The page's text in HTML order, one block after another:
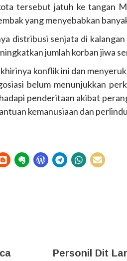
tersebut jatuh ke tangan
yang menyebabkan
distribusi senjata di
jumlah korban jiwa
konflik ini dan
belum menunjukkan
penderitaan akibat
kemanusiaan dan
Personil Dit